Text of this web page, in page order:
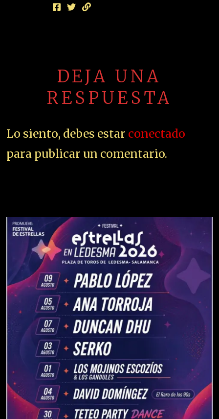
DEJA UNA
RESPUESTA
Lo siento, debes estar conectado
para publicar un comentario.